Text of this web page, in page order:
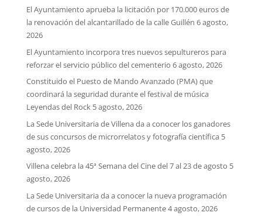
El Ayuntamiento aprueba la licitación por 170.000 euros de
la renovación del alcantarillado de la calle Guillén 6 agosto,
2026
El Ayuntamiento incorpora tres nuevos sepultureros para
reforzar el servicio público del cementerio 6 agosto, 2026
Constituido el Puesto de Mando Avanzado (PMA) que
coordinará la seguridad durante el festival de música
Leyendas del Rock 5 agosto, 2026
La Sede Universitaria de Villena da a conocer los ganadores
de sus concursos de microrrelatos y fotografía científica 5
agosto, 2026
Villena celebra la 45ª Semana del Cine del 7 al 23 de agosto 5
agosto, 2026
La Sede Universitaria da a conocer la nueva programación
de cursos de la Universidad Permanente4 agosto, 2026